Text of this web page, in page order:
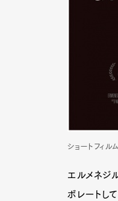
ショートフィル
エルメネジ
ボレートし